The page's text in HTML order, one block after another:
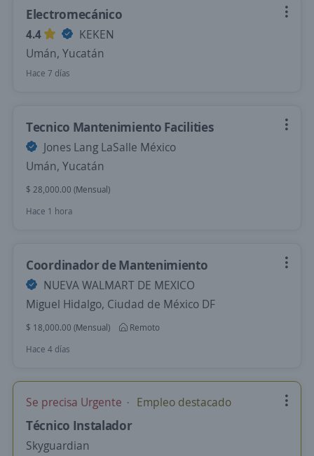
Electromecánico
4.4
KEKEN
Umán, Yucatán
Hace 7 días
Tecnico Mantenimiento Facilities
Jones Lang LaSalle México
Umán, Yucatán
$ 28,000.00 (Mensual)
Hace 1 hora
Coordinador de Mantenimiento
NUEVA WALMART DE MEXICO
Miguel Hidalgo, Ciudad de México DF
$ 18,000.00 (Mensual)
Remoto
Hace 4 días
Se precisa Urgente Empleo destacado
Técnico Instalador
Skyguardian